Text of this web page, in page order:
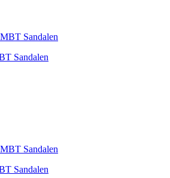
Sandalen
Sandalen